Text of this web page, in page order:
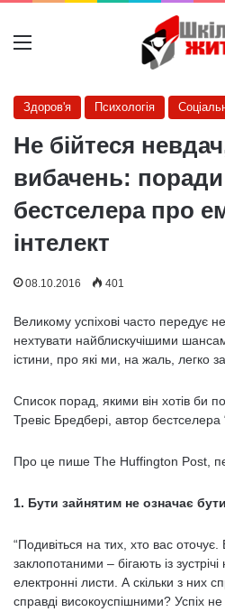
Меню
Здоров'я Психологія
Не бійтеся
вибачень: поради
бестселера про
інтелект
08.10.2016 401
Великому успіхові часто передує
нехтувати найблискучішими
істини, про які ми, на жаль, легко
Список порад, якими він хотів би
Тревіс Бредбері, автор бестселера
Про це пише The Huffington Post,
1. Бути зайнятим не означає
“Подивіться на тих, хто вас
заклопотаними – бігають із
електронні листи. А скільки з них
справді високоуспішними? Успіх не